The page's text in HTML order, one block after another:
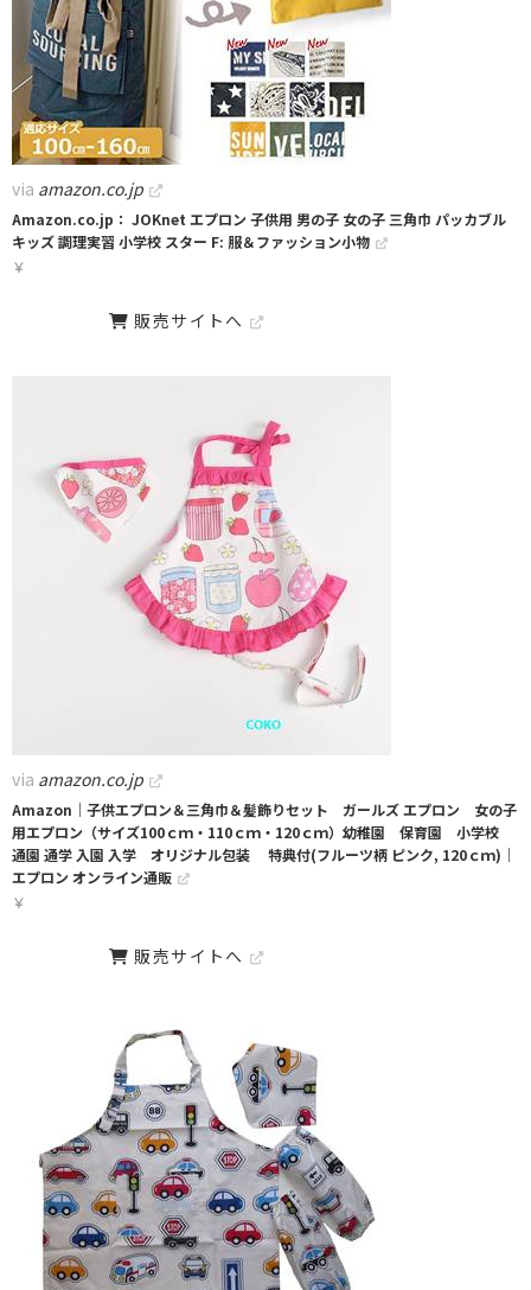
via amazon.co.jp
Amazon.co.jp： JOKnet エプロン 子供用 男の子 女の子 三角巾 パッカブル
キッズ 調理実習 小学校 スター F: 服＆ファッション小物
￥
販売サイトへ
via amazon.co.jp
Amazon｜子供エプロン＆三角巾＆髪飾りセット ガールズ エプロン 女の子
用エプロン（サイズ100ｃｍ・110ｃｍ・120ｃｍ）幼稚園 保育園 小学校
通園 通学 入園 入学 オリジナル包装 特典付(フルーツ柄 ピンク, 120ｃｍ)｜
エプロン オンライン通販
￥
販売サイトへ